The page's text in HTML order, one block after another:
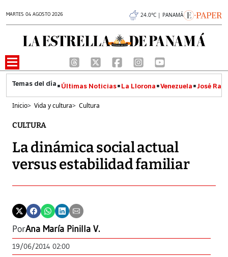
MARTES 04 AGOSTO 2026 24.0°C | PANAMÁ
Últimas Noticias La Llorona Venezuela José
Inicio> Vida y cultura> Cultura
CULTURA
La dinámica social actual
versus estabilidad familiar
PorAna María Pinilla V.
19/06/2014 02:00